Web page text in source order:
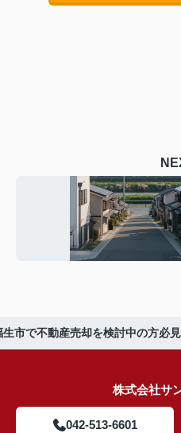
生市で不動産売却を検討中の方必
株式会社サ
042-513-6601